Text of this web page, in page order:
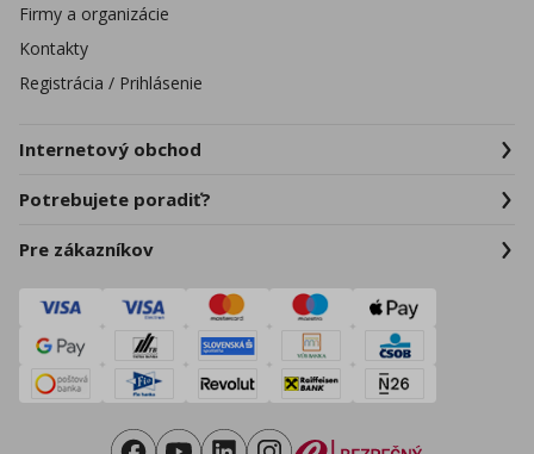
Firmy a organizácie
Kontakty
Registrácia / Prihlásenie
Internetový obchod
Potrebujete poradiť?
Pre zákazníkov